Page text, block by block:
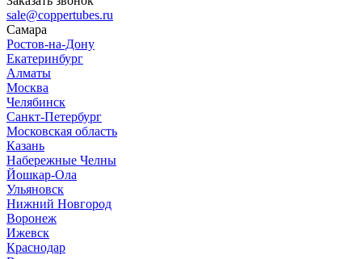
sale@coppertubes.ru
Самара
Ростов-на-Дону
Екатеринбург
Алматы
Москва
Челябинск
Санкт-Петербург
Московская область
Казань
Набережные Челны
Йошкар-Ола
Ульяновск
Нижний Новгород
Воронеж
Ижевск
Краснодар